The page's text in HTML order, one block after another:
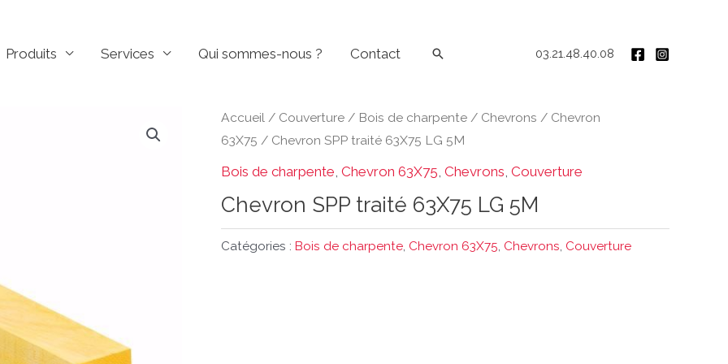
Produits Services Qui sommes-nous ? Contact Rechercher 03.21.48.40.08
Accueil / Couverture / Bois de charpente / Chevrons / Chevron
63X75 / Chevron SPP traité 63X75 LG 5M
Bois de charpente Chevron 63X75 Chevrons Couverture
Chevron SPP traité 63X75 LG 5M
Catégories : Bois de charpente, Chevron 63X75, Chevrons, Couverture